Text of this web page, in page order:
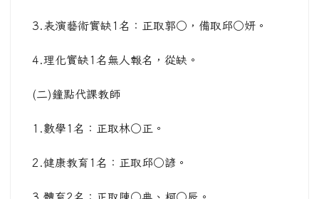
3.表演藝術實缺1名：正取郭○，備取邱○妍。
4.理化實缺1名無人報名，從缺。
(二)鐘點代課教師
1.數學1名：正取林○正。
2.健康教育1名：正取邱○諺。